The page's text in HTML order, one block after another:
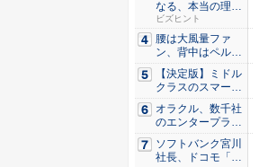
なる、本当の理
由。23年...
ビズヒント
腰は大風量ファ
ン、背中はペルチ
ェ冷却。ダ...
【決定版】ミドル
クラスのスマート
フォンの...
オラクル、数千社
のエンタープライ
ズ・アプ...
ソフトバンク宮川
社長、ドコモ「ah